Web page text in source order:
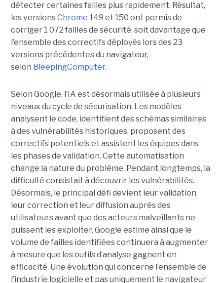
détecter certaines failles plus rapidement. Résultat,
les versionsChrome 149 et 150 ont permis de
corriger 1 072 failles de sécurité, soit davantage que
l’ensemble des correctifs déployés lors des 23
versions précédentes du navigateur,
selon BleepingComputer.
Selon Google, l’IA est désormais utilisée à plusieurs
niveaux du cycle de sécurisation. Les modèles
analysent le code, identifient des schémas similaires
à des vulnérabilités historiques, proposent des
correctifs potentiels et assistent les équipes dans
les phases de validation. Cette automatisation
change la nature du problème. Pendant longtemps, la
difficulté consistait à découvrir les vulnérabilités.
Désormais, le principal défi devient leur validation,
leur correction et leur diffusion auprès des
utilisateurs avant que des acteurs malveillants ne
puissent les exploiter. Google estime ainsi que le
volume de failles identifiées continuera à augmenter
à mesure que les outils d’analyse gagnent en
efficacité. Une évolution qui concerne l’ensemble de
l’industrie logicielle et pas uniquement le navigateur